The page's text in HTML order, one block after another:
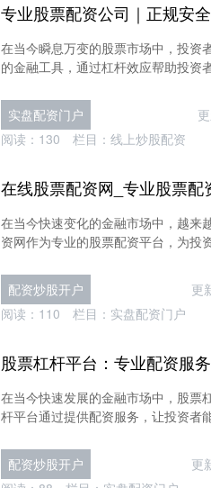
专业股票配资公司｜正规安
在当今瞬息万变的股票市场中，投资
的金融工具，通过杠杆效应帮助投资
实盘配资门户
阅读： 130 栏目： 线上炒股配资
在线股票配资网_专业股票
在当今快速变化的金融市场中，越来
资网作为专业的股票配资平台，为投
配资炒股开户 更
阅读： 110 栏目： 实盘配资门户
股票杠杆平台：专业配资服
在当今快速发展的金融市场中，股票
杆平台通过提供配资服务，让投资者
配资炒股开户 更